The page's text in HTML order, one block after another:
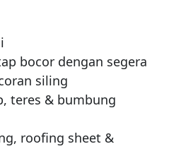
bocor dengan segera
siling
teres & bumbung
roofing sheet &